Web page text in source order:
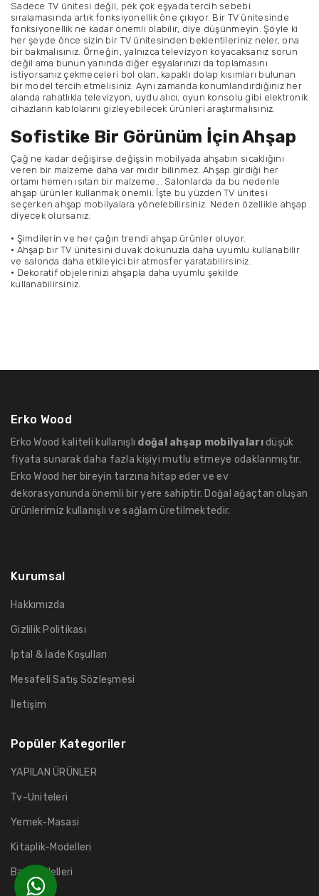
Sadece TV ünitesi değil, pek çok eşyada tercih sebebi
sıralamasında artık fonksiyonellik öne çıkıyor. Bir TV ünitesinde
fonksiyonellik ne kadar önemli olabilir, diye düşünmeyin. Şöyle ki
her şeyde önce sizin bir TV ünitesinden beklentileriniz neler, ona
bir bakmalısınız. Örneğin, yalnızca televizyon koyacaksanız sorun
değil ama bunun yanında diğer eşyalarınızı da toplamasını
istiyorsanız çekmeceleri bol olan, kapaklı dolap kısımları bulunan
bir model tercih etmelisiniz. Aynı zamanda konumlandırdığınız her
alanda rahatlıkla televizyon, uydu alıcı, oyun konsolu gibi elektronik
cihazların kablolarını gizleyebilecek ürünleri araştırmalısınız.
Sofistike Bir Görünüm İçin Ahşap
Çağ ne kadar değişirse değişsin mobilyada ahşabın sıcaklığını
veren bir malzeme daha var mıdır bilinmez. Ahşap girdiği her
ortamı hemen ısıtan bir malzeme... Salonlarda da bu nedenle
ahşap ürünler kullanmak önemli. İşte bu yüzden TV ünitesi
seçerken ahşap mobilyalara yönelebilirsiniz. Neden özellikle ahşap
diyecek olursanız:
• Şimdilerin ve her çağın trendi ahşap ürünler oluyor.
• Ahşap bir TV ünitesini duvak dokunuzla daha uyumlu kullanabilir
ve salonda daha etkileyici bir atmosfer yaratabilirsiniz.
• Dekoratif objelerinizi ahşapla daha uyumlu şekilde
kullanabilirsiniz.
Erko Wood
Erko Wood kaliteli kullanışlı doğal ahşap mobilyalarıdüşük
fiyata sunarak daha fazla kişiyi mutlu etmeye odaklanmıştır.
Erko Wood her bireyin tarzına hitap eder ve ev
dekorasyonunda önemli bir yere sahiptir. Doğal ağaçtan oluşan
ürünlerimiz kullanışlı ve sağlam üretilmektedir.
Kurumsal
Hakkımızda
Gizlilik Politikası
İptal & İade Koşulları
Mesafeli Satış Sözleşmesi
İletişim
Popüler Kategoriler
YAPILAN ÜRÜNLER
Tv-Uniteleri
Yemek-Masasi
Kitaplik-Modelleri
Bar-Modelleri